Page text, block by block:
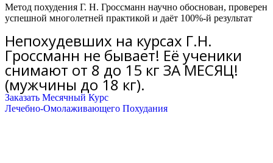
Метод похудения Г. Н. Гроссманн научно обоснован, проверен
успешной многолетней практикой и даёт 100%-й результат
Непохудевших на курсах Г.Н.
Гроссманн не бывает! Её ученики
снимают от 8 до 15 кг ЗА МЕСЯЦ!
(мужчины до 18 кг).
Заказать Месячный Курс
Лечебно-Омолаживающего Похудания